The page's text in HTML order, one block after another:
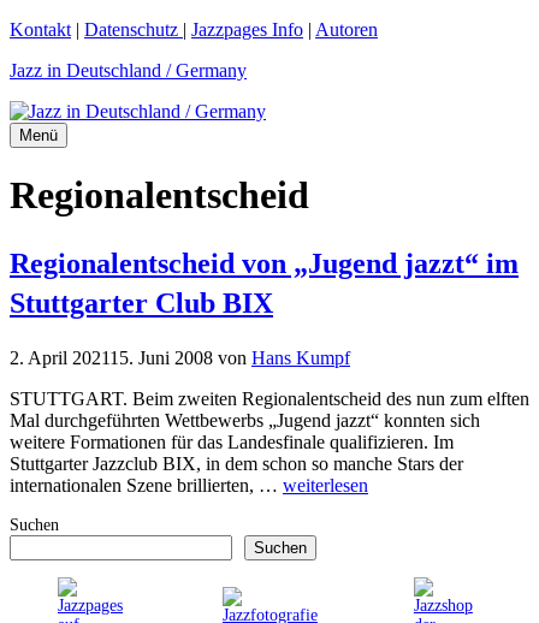
Zum
springen
Kontakt | Datenschutz | Jazzpages Info | Autoren
Jazz in Deutschland / Germany
Menü
Regionalentscheid
Regionalentscheid von „Jugend jazzt“ im
Stuttgarter Club BIX
2. April 202115. Juni 2008 von Hans Kumpf
STUTTGART. Beim zweiten Regionalentscheid des nun zum elften
Mal durchgeführten Wettbewerbs „Jugend jazzt“ konnten sich
weitere Formationen für das Landesfinale qualifizieren. Im
Stuttgarter Jazzclub BIX, in dem schon so manche Stars der
internationalen Szene brillierten, … weiterlesen
Suchen
Suchen